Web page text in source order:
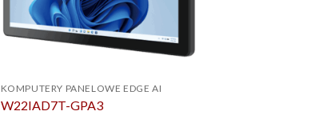
KOMPUTERY PANELOWE EDGE AI
W22IAD7T-GPA3